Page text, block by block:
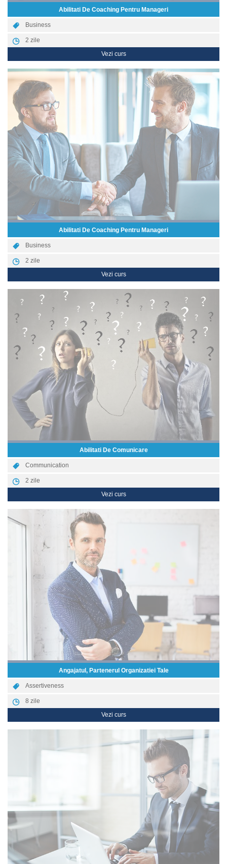
Abilitati De Coaching Pentru Manageri
Business
2 zile
Vezi curs
Abilitati De Coaching Pentru Manageri
Business
2 zile
Vezi curs
Abilitati De Comunicare
Communication
2 zile
Vezi curs
Angajatul, Partenerul Organizatiei Tale
Assertiveness
8 zile
Vezi curs